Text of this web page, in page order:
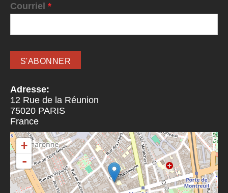
Courriel *
Adresse:
12 Rue de la Réunion
75020 PARIS
France
+
-